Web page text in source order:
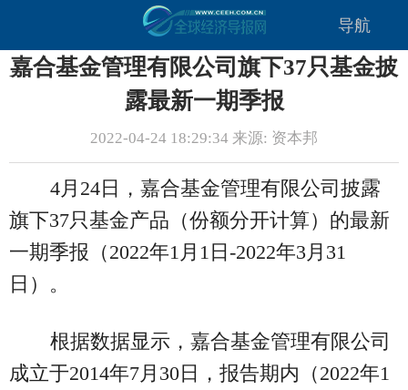
导航
嘉合基金管理有限公司旗下37只基金披
露最新一期季报
2022-04-24 18:29:34 来源: 资本邦
4月24日，嘉合基金管理有限公司披露
旗下37只基金产品（份额分开计算）的最新
一期季报（2022年1月1日-2022年3月31
日）。
根据数据显示，嘉合基金管理有限公司
成立于2014年7月30日，报告期内（2022年1